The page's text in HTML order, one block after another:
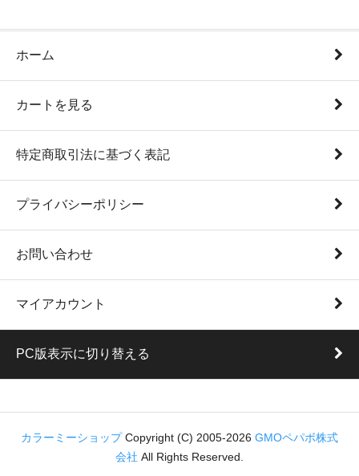
ホーム
カートを見る
特定商取引法に基づく表記
プライバシーポリシー
お問い合わせ
マイアカウント
PC版表示に切り替える
カラーミーショップ Copyright (C) 2005-2026 GMOペパボ株式
会社 All Rights Reserved.